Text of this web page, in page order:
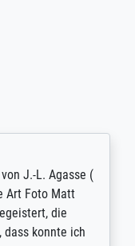
des thèmes
des
des